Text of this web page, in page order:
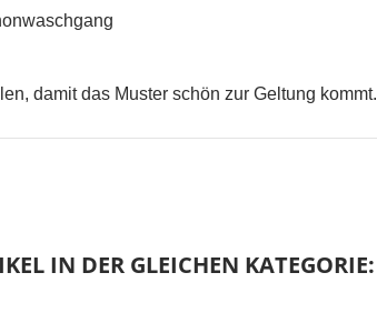
damit das Muster schön zur Geltung kommt.
IN DER GLEICHEN KATEGORIE: